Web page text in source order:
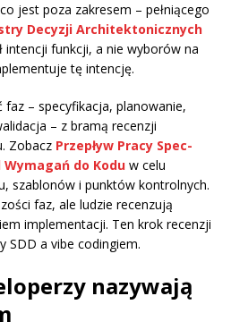
jest poza zakresem – pełniącego
Decyzji Architektonicznych
intencji funkcji, a nie wyborów na
tę intencję.
faz – specyfikacja, planowanie,
– z bramą recenzji
Zobacz Przepływ Pracy Spec-
do Kodu w celu
szablonów i punktów kontrolnych.
faz, ale ludzie recenzują
implementacji. Ten krok recenzji
SDD a vibe codingiem.
nazywają